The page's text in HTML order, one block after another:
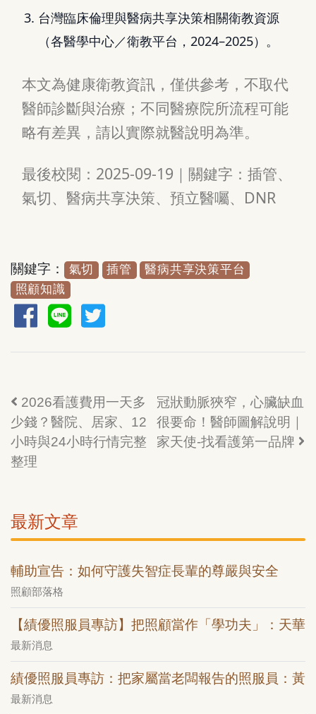
台灣臨床倫理與醫病共享決策相關衛教資源
（各醫學中心／衛教平台，2024–2025）。
本文為健康衛教資訊，僅供參考，不取代
醫師診斷與治療；不同醫療院所流程可能
略有差異，請以實際就醫說明為準。
最後校閱：2025-09-19｜關鍵字：插管、
氣切、醫病共享決策、預立醫囑、DNR
關鍵字： 氣切 插管
醫病共享決策平台
照顧知識
2026看護費用一天多
少錢？醫院、居家、12
小時與24小時行情完整
整理
冠狀動脈狹窄，心臟缺血
很要命！醫師圖解說明｜
家天使-找看護第一品牌
最新文章
輔助宣告：如何守護失智症長輩的尊嚴與安全
照顧部落格
【績優照服員專訪】把照顧當作「學功夫」：天華
最新消息
績優照服員專訪：把家屬當老闆報告的照服員：黃
最新消息